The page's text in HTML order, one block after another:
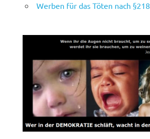
Werben für das Töten nach §218